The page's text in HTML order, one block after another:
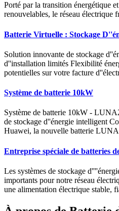
Porté par la transition énergétique
renouvelables, le réseau électrique
Batterie Virtuelle : Stockage
Solution innovante de stockage
d''installation limités Flexibilité
potentielles sur votre facture
Système de batterie 10kW
Système de batterie 10kW -
de stockage d''énergie intelligent
Huawei, la nouvelle batterie
Entreprise spéciale de batteries
Les systèmes de stockage
importants pour notre réseau
une alimentation électrique stable,